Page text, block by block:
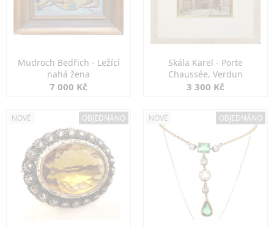
Mudroch Bedřich - Ležící
nahá žena
7 000 Kč
Skála Karel - Porte
Chaussée, Verdun
3 300 Kč
NOVÉ OBJEDNÁNO NOVÉ OBJEDNÁNO